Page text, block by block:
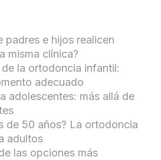
padres e hijos realicen
misma clínica?
la ortodoncia infantil:
adecuado
adolescentes: más allá de
de 50 años? La ortodoncia
adultos
las opciones más